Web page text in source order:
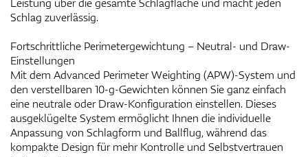
Schlag zuverlässig.
Fortschrittliche Perimetergewichtung – Neutral- und Draw-
Einstellungen
Mit dem Advanced Perimeter Weighting (APW)-System und
den verstellbaren 10-g-Gewichten können Sie ganz einfach
eine neutrale oder Draw-Konfiguration einstellen. Dieses
ausgeklügelte System ermöglicht Ihnen die individuelle
Anpassung von Schlagform und Ballflug, während das
kompakte Design für mehr Kontrolle und Selbstvertrauen